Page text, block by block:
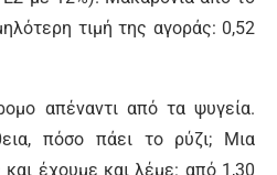
τιμή της αγοράς: 0,52
απέναντι από τα ψυγεία.
πόσο πάει το ρύζι; Μια
έχουμε και λέμε: από 1,30